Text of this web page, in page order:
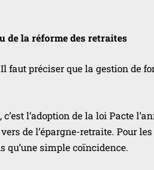
de la réforme des retraites
faut pré­ci­ser que la ges­tion de
l’a­dop­tion de la loi Pacte
de l’é­pargne-retraite. Pour
qu’une simple coïncidence.